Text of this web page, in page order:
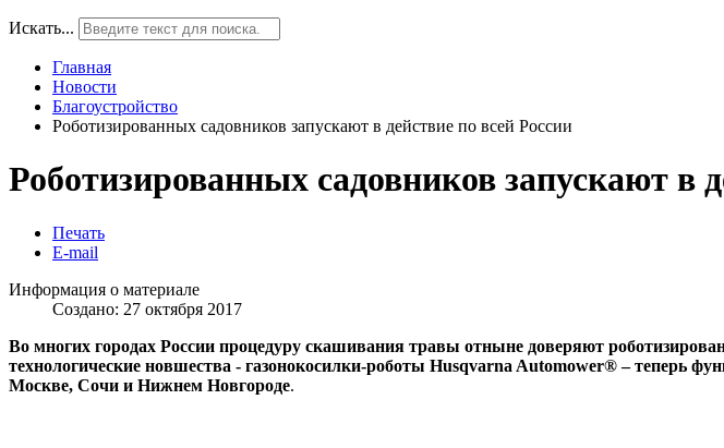
Искать...
Главная
Новости
Благоустройство
Роботизированных садовников запускают в действие по всей России
Роботизированных садовников запускают в
Печать
E-mail
Информация о материале
Создано: 27 октября 2017
Во многих городах России процедуру скашивания травы отныне доверяют
технологические новшества - газонокосилки-роботы Husqvarna Automower® – теперь
Москве, Сочи и Нижнем Новгороде.